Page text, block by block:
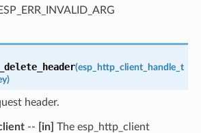
ESP_ERR_INVALID_ARG
(esp_http_client_handle_t
)
header.
-- [in] The esp_http_client